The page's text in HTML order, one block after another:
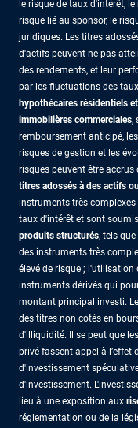
le risque de taux d'intérêt,
risque lié au sponsor, le
juridiques. Les titres
d'actifs peuvent ne pas
des rendements, et leur
par les fluctuations des
hypothécaires résidentiels
immobilières commerciales,
remboursement anticipé,
risques de gestion et les
risques peuvent être
titres adossés à des actifs
instruments très
taux d'intérêt et sont
produits structurés, tels
des instruments très
élevé de risque ;
instruments dérivés qui
montant principal investi. Le
des titres non cotés en
d'illiquidité. Il se peut que
privé fassent appel à l’effet
d'investissement
d'investissement.
lieu à une exposition aux
réglementation ou de la